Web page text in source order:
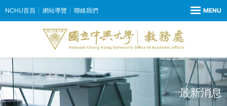
NCHU首頁 網站導覽 聯絡我們
最新消息